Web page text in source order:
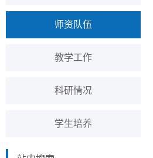
师资队伍
教学工作
科研情况
学生培养